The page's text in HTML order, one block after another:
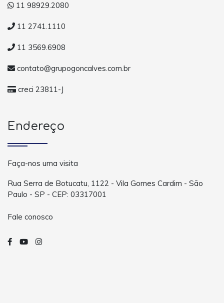
11 98929.2080
11 2741.1110
11 3569.6908
contato@grupogoncalves.com.br
creci 23811-J
Endereço
Faça-nos uma visita
Rua Serra de Botucatu, 1122 - Vila Gomes Cardim - São
Paulo - SP - CEP: 03317001
Fale conosco